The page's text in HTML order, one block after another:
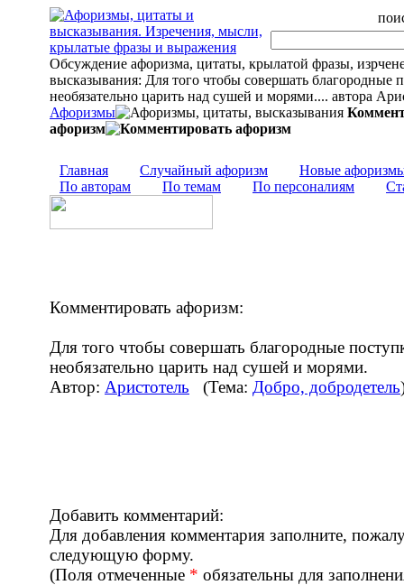
Обсуждение афоризма, цитаты, крылатой фразы,
высказывания: Для того чтобы совершать благородные
необязательно царить над сушей и морями.... автора
Афоризмы
афоризм
Главная Случайный афоризм
Новые
По авторам
По темам По персоналиям
Комментировать афоризм:
Для того чтобы совершать благородные
необязательно царить над сушей и морями.
Автор: Аристотель (Тема: Добро, добродетель
Добавить комментарий:
Для добавления комментария заполните,
следующую форму.
(Поля отмеченные * обязательны для